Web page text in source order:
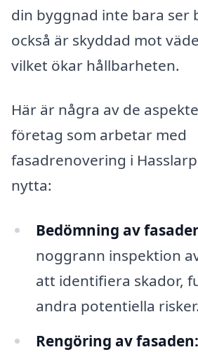
din byggnad inte bara ser
också är skyddad mot
vilket ökar hållbarheten.
Här är några av de
företag som arbetar med
fasadrenovering i
nytta:
Bedömning av
noggrann inspektion
att identifiera skador,
andra potentiella risker.
Rengöring av fasaden: